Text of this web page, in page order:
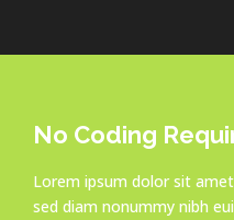
No Coding
Lorem ipsum dolor sit
sed diam nonummy nibh